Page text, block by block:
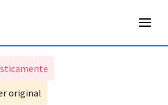
original